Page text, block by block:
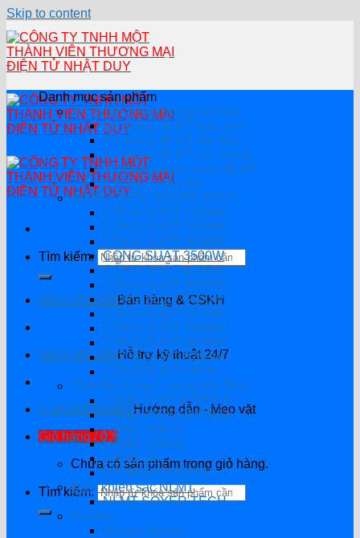
Skip to content
Tìm kiếm:
0914.482.135Bán hàng & CSKH
0914.482.135Hỗ trợ kỹ thuật 24/7
K.NGHIỆM HAYHướng dẫn - Mẹo vặt
Giỏ hàng /0₫
Chưa có sản phẩm trong giỏ hàng.
Tìm kiếm:
Danh mục sản phẩm
Hệ thống năng lượng mặt trời
Hệ thống NLMT hòa lưới
Hệ thông NLMT độc lập
Hệ thống NLMT có lưu trữ
Hệ thống bơm nước NLMT
Combo tự lắp đặt
BỘ ĐỔI ĐIỆN SOYER TECH
CÔNG SUẤT 1200W
CÔNG SUẤT 2000W
CÔNG SUẤT 3000W
CÔNG SUẤT 3500W
CÔNG SUẤT 4200W
CÔNG SUẤT 5000W
CÔNG SUẤT 5500W
CÔNG SUẤT 6200W
CÔNG SUẤT 7000W
CÔNG SUẤT 8000W
CÔNG SUẤT 8200W
CÔNG SUẤT 11KW
Tấm Pin Năng Lượng Mặt Trời
HÃNG SOYER TECH
HÃNG ASTRONERGY
HÃNG JINKO
HÃNG LONGI
HÃNG JA
HÃNG CANADIAN
Điều khiển sạc NLMT
NLMT SOYER TECH
Inverter
Inverter hybrid